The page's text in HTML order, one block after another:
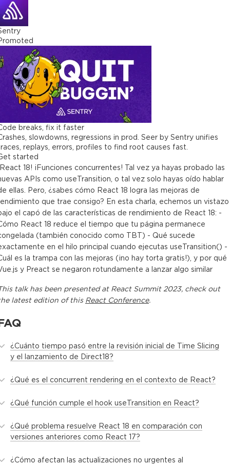
breaks, fix it faster
slowdowns, regressions in prod. Seer by Sentry unifies
replays, errors, profiles to find root causes fast.
started
18! ¡Funciones concurrentes! Tal vez ya hayas probado las
APIs como useTransition, o tal vez solo hayas oído hablar
ellas. Pero, ¿sabes cómo React 18 logra las mejoras de
que trae consigo? En esta charla, echemos un vistazo
el capó de las características de rendimiento de React 18: -
React 18 reduce el tiempo que tu página permanece
(también conocido como TBT) - Qué sucede
en el hilo principal cuando ejecutas useTransition() -
es la trampa con las mejoras (¡no hay torta gratis!), y por qué
y Preact se negaron rotundamente a lanzar algo similar
talkhas been presented at React Summit 2023, check out
latest edition of this React Conference.
¿Cuánto tiempo pasó entre la revisión inicial de Time Slicing
y el lanzamiento de Direct18?
¿Qué es el concurrent rendering en el contexto de React?
¿Qué función cumple el hook useTransition en React?
¿Qué problema resuelve React 18 en comparación con
versiones anteriores como React 17?
¿Cómo afectan las actualizaciones no urgentes al